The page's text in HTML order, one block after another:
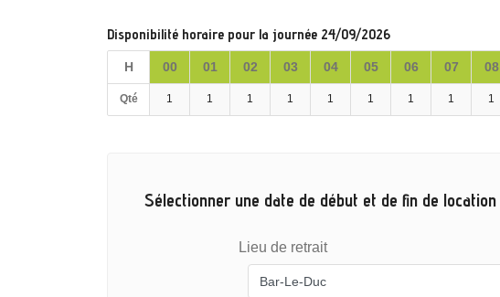
Disponibilité horaire pour la journée 24/09/2026
H 00 01 02 03 04 05 06 07 08
Qté 1 1 1 1 1 1 1 1 1
Sélectionner une date de début et de fin de location
Lieu de retrait